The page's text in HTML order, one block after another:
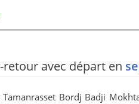
retour avec départ en
Tamanrasset Bordj Badji